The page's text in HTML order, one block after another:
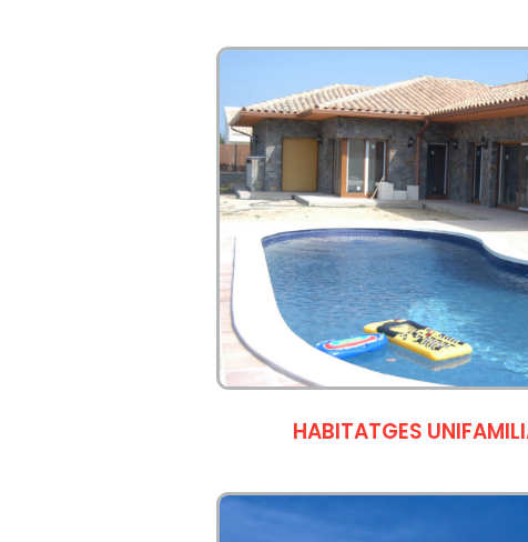
HABITATGES